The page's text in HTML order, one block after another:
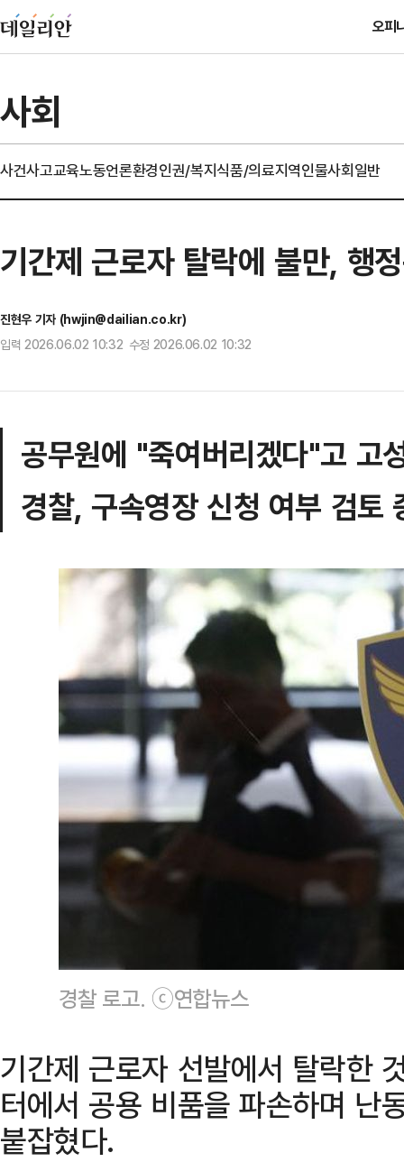
오피
사회
사건사고교육노동언론환경인권/복지식품/의료지역인물사회일반
기간제 근로자 탈락에 불만, 행
진현우 기자 (hwjin@dailian.co.kr)
입력 2026.06.02 10:32 수정 2026.06.02 10:32
공무원에 "죽여버리겠다"고 고
경찰, 구속영장 신청 여부 검토
경찰 로고. ⓒ연합뉴스
기간제 근로자 선발에서 탈락한
터에서 공용 비품을 파손하며 난
붙잡혔다.